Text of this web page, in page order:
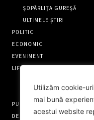
Utilizăm cookie-
mai bună
acestui website
ȘOPÂRLIȚA GUREȘĂ
ULTIMELE ȘTIRI
POLITIC
ECONOMIC
EVENIMENT
LIFESTYLE
RECENZII
PUNCT FIX
DESPRE NOI